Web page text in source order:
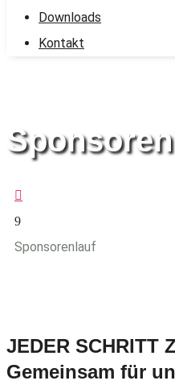
Downloads
Kontakt

9
Sponsorenlauf
JEDER SCHRITT
Gemeinsam für